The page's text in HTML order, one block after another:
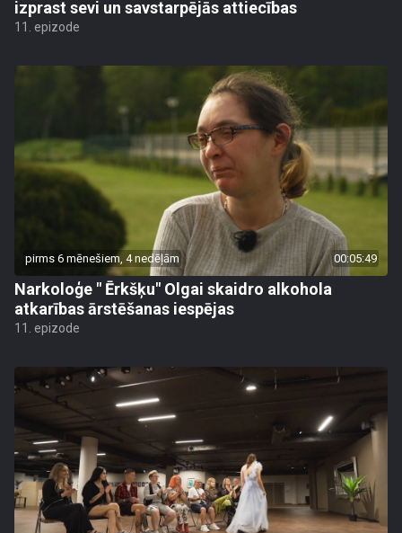
izprast sevi un savstarpējās attiecības
11. epizode
pirms 6 mēnešiem, 4 nedēļām 00:05:49
Narkoloģe " Ērkšķu" Olgai skaidro alkohola
atkarības ārstēšanas iespējas
11. epizode